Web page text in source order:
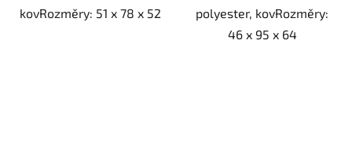
kovRozměry: 51 x 78 x 52
polyester, kovRozměry:
46 x 95 x 64